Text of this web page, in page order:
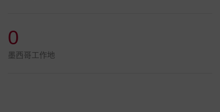
0
墨西哥工作地